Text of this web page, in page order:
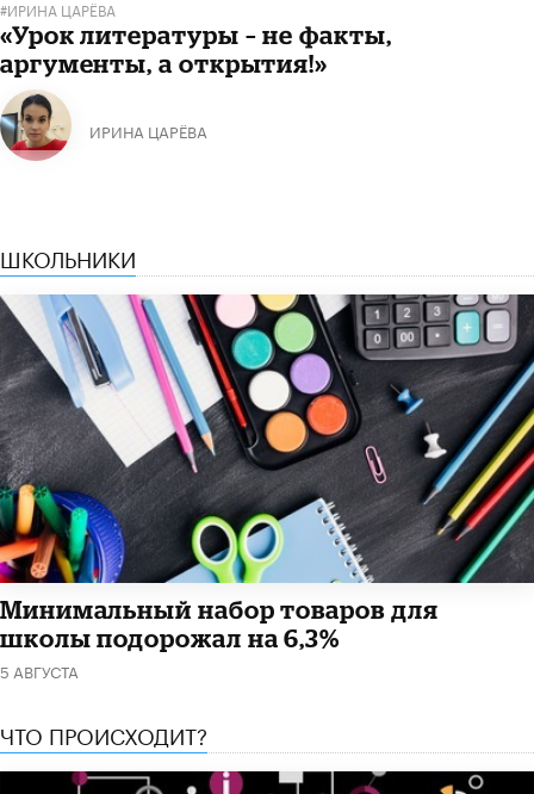
#ИРИНА ЦАРЁВА
«Урок литературы – не факты,
аргументы, а открытия!»
ИРИНА ЦАРЁВА
ШКОЛЬНИКИ
Минимальный набор товаров для
школы подорожал на 6,3%
5 АВГУСТА
ЧТО ПРОИСХОДИТ?